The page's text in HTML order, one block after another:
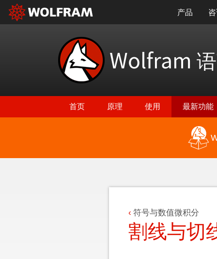
产品
Wolfram
首页 原理 使用 最新功能
符号与数值微积分
割线与切